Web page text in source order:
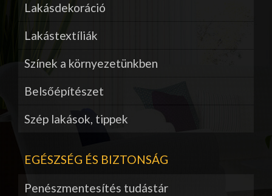
Lakásdekoráció
Lakástextíliák
Színek a környezetünkben
Belsőépítészet
Szép lakások, tippek
EGÉSZSÉG ÉS BIZTONSÁG
Penészmentesítés tudástár